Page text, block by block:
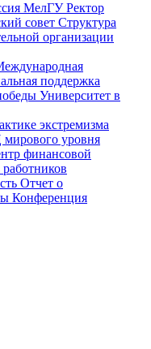
МелГУРектор
совет Структура
организации
поддержка
Университет в
экстремизма
уровня
финансовой
Отчет о
Конференция